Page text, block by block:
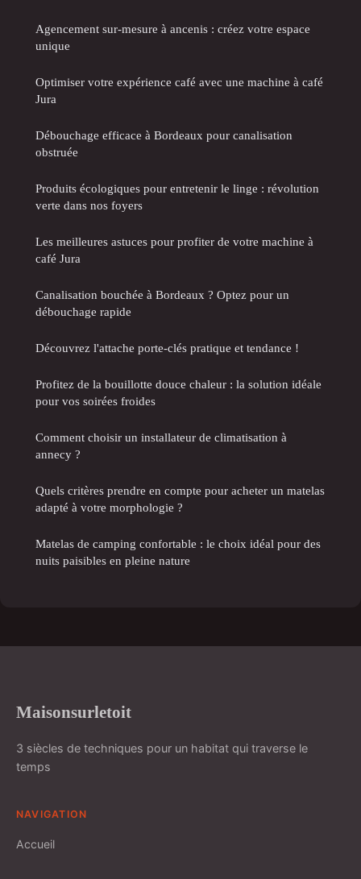
Agencement sur-mesure à ancenis : créez votre espace
unique
Optimiser votre expérience café avec une machine à café
Jura
Débouchage efficace à Bordeaux pour canalisation
obstruée
Produits écologiques pour entretenir le linge : révolution
verte dans nos foyers
Les meilleures astuces pour profiter de votre machine à
café Jura
Canalisation bouchée à Bordeaux ? Optez pour un
débouchage rapide
Découvrez l'attache porte-clés pratique et tendance !
Profitez de la bouillotte douce chaleur : la solution idéale
pour vos soirées froides
Comment choisir un installateur de climatisation à
annecy ?
Quels critères prendre en compte pour acheter un matelas
adapté à votre morphologie ?
Matelas de camping confortable : le choix idéal pour des
nuits paisibles en pleine nature
Maisonsurletoit
3 siècles de techniques pour un habitat qui traverse le
temps
NAVIGATION
Accueil